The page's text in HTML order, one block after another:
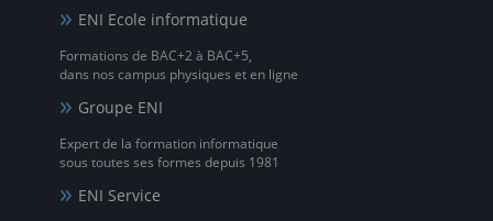
ENI Ecole informatique
Formations de BAC+2 à BAC+5,
dans nos campus physiques et en ligne
Groupe ENI
Expert de la formation informatique
sous toutes ses formes depuis 1981
ENI Service